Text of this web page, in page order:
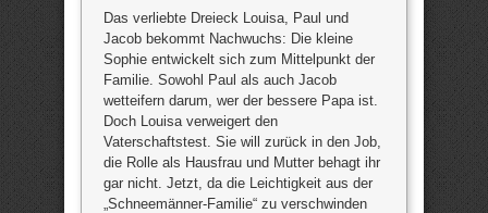
Das verliebte Dreieck Louisa, Paul und
Jacob bekommt Nachwuchs: Die kleine
Sophie entwickelt sich zum Mittelpunkt der
Familie. Sowohl Paul als auch Jacob
wetteifern darum, wer der bessere Papa ist.
Doch Louisa verweigert den
Vaterschaftstest. Sie will zurück in den Job,
die Rolle als Hausfrau und Mutter behagt ihr
gar nicht. Jetzt, da die Leichtigkeit aus der
„Schneemänner-Familie“ zu verschwinden